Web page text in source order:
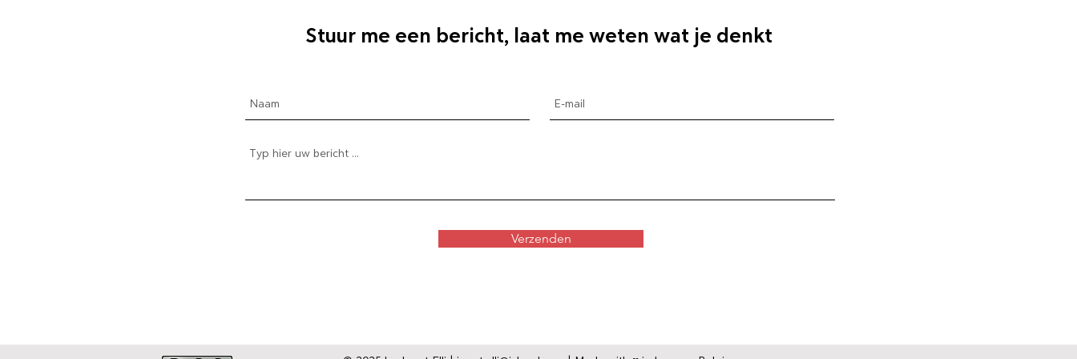
Stuur me een bericht, laat me weten wat je denkt
Verzenden